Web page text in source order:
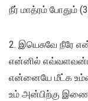
நீர் மாத்ரம் போதும்
2. இயெசுவே நீரே
என்னில்
என்னையே மீட்க
உம் அன்பிற்கு